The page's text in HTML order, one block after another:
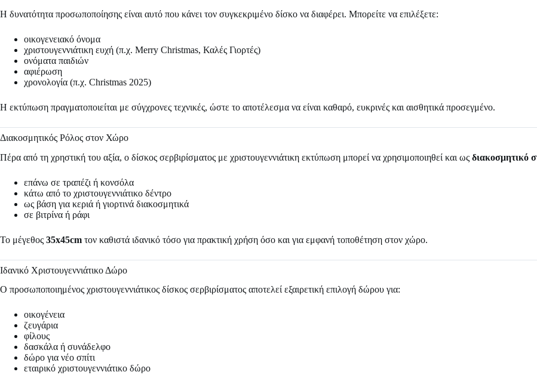
Η δυνατότητα προσωποποίησης είναι αυτό που κάνει τον συγκεκριμένο δίσκο να διαφέρει. Μπορείτε να επιλέξετε:
οικογενειακό όνομα
χριστουγεννιάτικη ευχή (π.χ. Merry Christmas, Καλές Γιορτές)
ονόματα παιδιών
αφιέρωση
χρονολογία (π.χ. Christmas 2025)
Η εκτύπωση πραγματοποιείται με σύγχρονες τεχνικές, ώστε το αποτέλεσμα να είναι καθαρό, ευκρινές και αισθητικά προσεγμένο.
Διακοσμητικός Ρόλος στον Χώρο
Πέρα από τη χρηστική του αξία, ο δίσκος σερβιρίσματος με χριστουγεννιάτικη εκτύπωση μπορεί να χρησιμοποιηθεί και ως διακοσμητικό
επάνω σε τραπέζι ή κονσόλα
κάτω από το χριστουγεννιάτικο δέντρο
ως βάση για κεριά ή γιορτινά διακοσμητικά
σε βιτρίνα ή ράφι
Το μέγεθος 35x45cm τον καθιστά ιδανικό τόσο για πρακτική χρήση όσο και για εμφανή τοποθέτηση στον χώρο.
Ιδανικό Χριστουγεννιάτικο Δώρο
Ο προσωποποιημένος χριστουγεννιάτικος δίσκος σερβιρίσματος αποτελεί εξαιρετική επιλογή δώρου για:
οικογένεια
ζευγάρια
φίλους
δασκάλα ή συνάδελφο
δώρο για νέο σπίτι
εταιρικό χριστουγεννιάτικο δώρο